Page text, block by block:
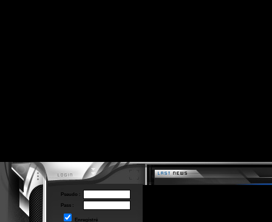
Pseudo :
Pass :
Enregistré